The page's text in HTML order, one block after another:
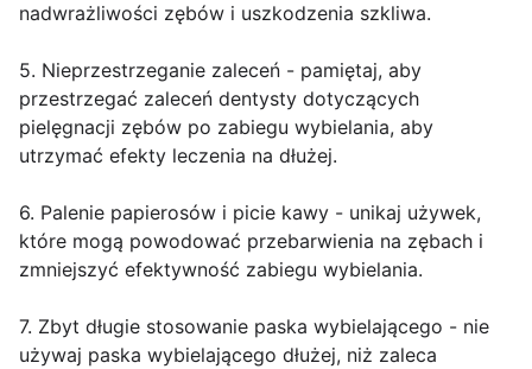
nadwrażliwości zębów i uszkodzenia szkliwa.
5. Nieprzestrzeganie zaleceń - pamiętaj, aby
przestrzegać zaleceń dentysty dotyczących
pielęgnacji zębów po zabiegu wybielania, aby
utrzymać efekty leczenia na dłużej.
6. Palenie papierosów i picie kawy - unikaj używek,
które mogą powodować przebarwienia na zębach i
zmniejszyć efektywność zabiegu wybielania.
7. Zbyt długie stosowanie paska wybielającego - nie
używaj paska wybielającego dłużej, niż zaleca